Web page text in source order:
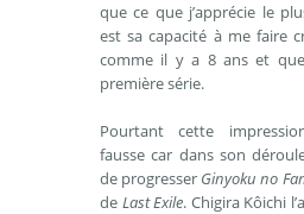
que ce que j’apprécie le
est sa capacité à me faire
comme il y a 8 ans et
première série.
Pourtant cette
fausse car dans son
de progresser Ginyoku no
de Last Exile. Chigira Kôichi